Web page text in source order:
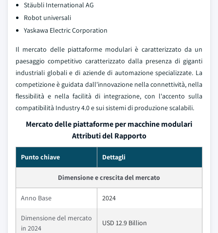
Stäubli International AG
Robot universali
Yaskawa Electric Corporation
Il mercato delle piattaforme modulari è caratterizzato da un
paesaggio competitivo caratterizzato dalla presenza di giganti
industriali globali e di aziende di automazione specializzate. La
competizione è guidata dall'innovazione nella connettività, nella
flessibilità e nella facilità di integrazione, con l'accento sulla
compatibilità Industry 4.0 e sui sistemi di produzione scalabili.
Mercato delle piattaforme per macchine modulari
Attributi del Rapporto
Punto chiave Dettagli
Dimensione e crescita del mercato
Anno Base 2024
Dimensione del mercato
in 2024
USD 12.9 Billion